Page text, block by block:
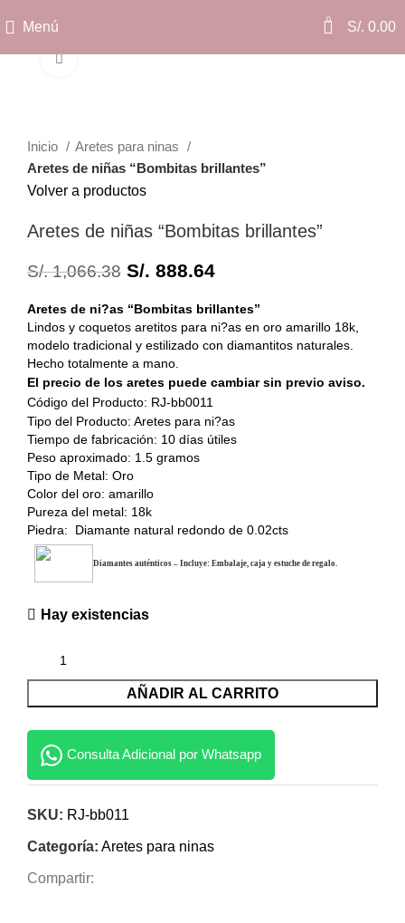
Menú 0 S/. 0.00
Clic para ampliar
Inicio
Aretes para ninas
Aretes de niñas “Bombitas brillantes”
Volver a productos
Aretes de niñas “Bombitas brillantes”
S/.1,066.38 S/. 888.64
Aretes de ni?as “Bombitas brillantes”
Lindos y coquetos aretitos para ni?as en oro amarillo 18k,
modelo tradicional y estilizado con diamantitos naturales.
Hecho totalmente a mano.
El precio de los aretes puede cambiar sin previo aviso.
Código del Producto: RJ-bb0011
Tipo del Producto: Aretes para ni?as
Tiempo de fabricación: 10 días útiles
Peso aproximado: 1.5 gramos
Tipo de Metal: Oro
Color del oro: amarillo
Pureza del metal: 18k
Piedra: Diamante natural redondo de 0.02cts
Diamantes auténticos – Incluye: Embalaje, caja y estuche de regalo.
Hay existencias
AÑADIR AL CARRITO
Consulta Adicional por Whatsapp
SKU: RJ-bb011
Categoría: Aretes para ninas
Compartir: